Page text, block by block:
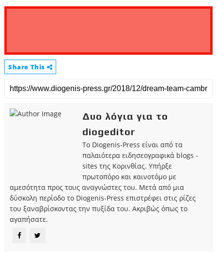
Share This
Δυο λόγια για το
diogeditor
Το Diogenis-Press είναι από τα
παλαιότερα ειδησεογραφικά blogs -
sites της Κορινθίας. Υπήρξε
πρωτοπόρο και καινοτόμο με
αμεσότητα προς τους αναγνώστες του. Μετά από μια
δύσκολη περίοδο το Diogenis-Press επιστρέφει στις ρίζες
του ξαναβρίσκοντας την πυξίδα του. Ακριβώς όπως το
αγαπήσατε.